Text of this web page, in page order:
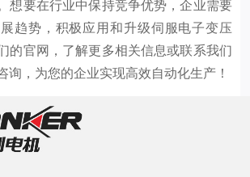
想要在行业中保持竞争优势，企业需要
趋势，积极应用和升级伺服电子变压
的官网，了解更多相关信息或联系我们
询，为您的企业实现高效自动化生产！